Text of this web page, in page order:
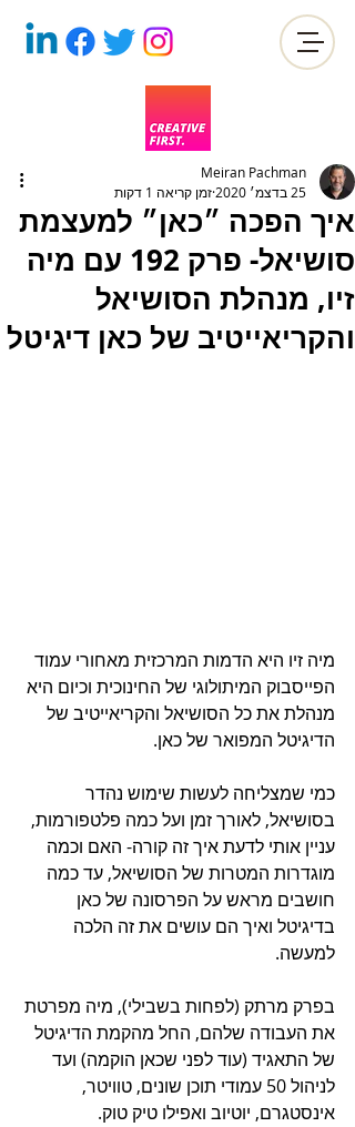
איך הפכה ״כאן״ למעצמת
סושיאל- פרק 192 עם מיה
זיו, מנהלת הסושיאל
והקריאייטיב של כאן דיגיטל
Meiran Pachman
25 בדצמ׳ 2020
זמן קריאה 1 דקות
מיה זיו היא הדמות המרכזית מאחורי עמוד
הפייסבוק המיתולוגי של החינוכית וכיום היא
מנהלת את כל הסושיאל והקריאייטיב של
הדיגיטל המפואר של כאן.
כמי שמצליחה לעשות שימוש נהדר
בסושיאל, לאורך זמן ועל כמה פלטפורמות,
עניין אותי לדעת איך זה קורה- האם וכמה
מוגדרות המטרות של הסושיאל, עד כמה
חושבים מראש על הפרסונה של כאן
בדיגיטל ואיך הם עושים את זה הלכה
למעשה.
בפרק מרתק (לפחות בשבילי), מיה מפרטת
את העבודה שלהם, החל מהקמת הדיגיטל
של התאגיד (עוד לפני שכאן הוקמה) ועד
לניהול 50 עמודי תוכן שונים, טוויטר,
אינסטגרם, יוטיוב ואפילו טיק טוק.